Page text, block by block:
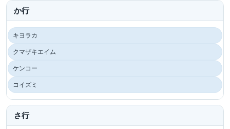
か行
キヨラカ
クマザキエイム
ケンコー
コイズミ
さ行